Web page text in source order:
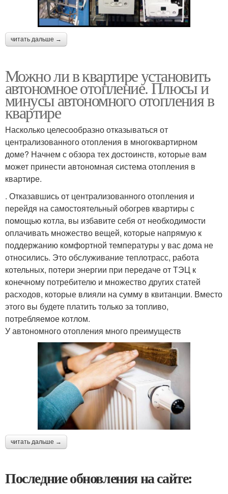
читать дальше →
Можно ли в квартире установить
автономное отопление. Плюсы и
минусы автономного отопления в
квартире
Насколько целесообразно отказываться от
централизованного отопления в многоквартирном
доме? Начнем с обзора тех достоинств, которые вам
может принести автономная система отопления в
квартире.
. Отказавшись от централизованного отопления и
перейдя на самостоятельный обогрев квартиры с
помощью котла, вы избавите себя от необходимости
оплачивать множество вещей, которые напрямую к
поддержанию комфортной температуры у вас дома не
относились. Это обслуживание теплотрасс, работа
котельных, потери энергии при передаче от ТЭЦ к
конечному потребителю и множество других статей
расходов, которые влияли на сумму в квитанции. Вместо
этого вы будете платить только за топливо,
потребляемое котлом.
У автономного отопления много преимуществ
читать дальше →
Последние обновления на сайте: